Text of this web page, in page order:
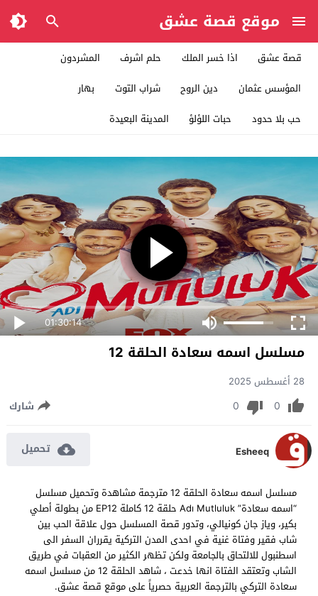
موقع قصة عشق
قصة عشق اذا خسر الملك حلم اشرف
المشردون
المؤسس عثمان
دين الروح شراب التوت
بهار
حب بلا حدود
حبات اللؤلؤ المدينة البعيدة
01:30:14
مسلسل اسمه سعادة الحلقة 12
28 أغسطس 2025
0
0 شارك
Esheeq تحميل
مسلسل اسمه سعادة الحلقة 12 مترجمة مشاهدة وتحميل مسلسل
“اسمه سعادة” Adı Mutluluk حلقة 12 كاملة EP12 من بطولة أصلي
بكير، وياز جان كونيالي، وتدور قصة المسلسل حول علاقة الحب بين
شاب فقير وفتاة غنية في احدى المدن التركية يقرران السفر الى
اسطنبول للالتحاق بالجامعة ولكن تظهر الكثير من العقبات في طريق
الشاب وتعتقد الفتاة انها خدعت ، شاهد الحلقة 12 من مسلسل اسمه
سعادة التركي بالترجمة العربية حصرياً على موقع قصة عشق.